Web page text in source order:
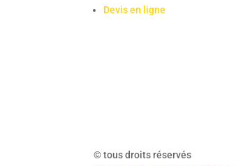
Devis en ligne
© tous droits réservés